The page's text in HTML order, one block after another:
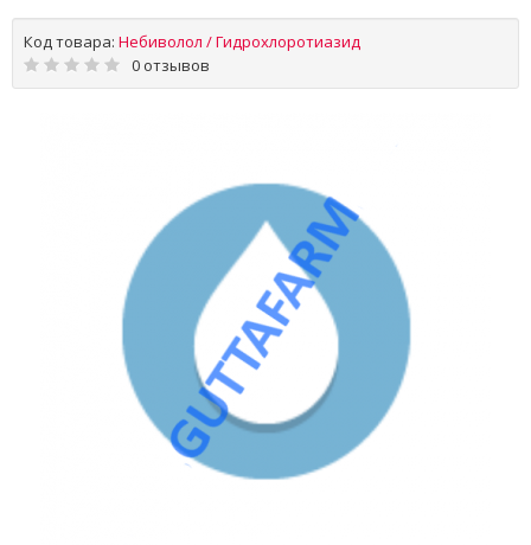
Код товара: Небиволол / Гидрохлоротиазид
0 отзывов